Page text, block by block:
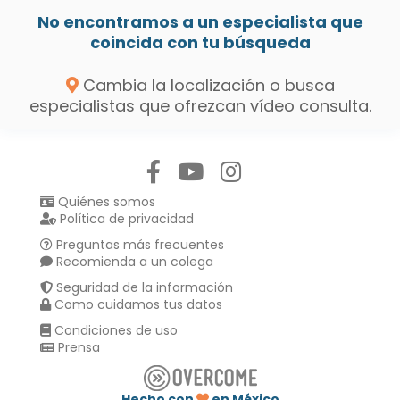
No encontramos a un especialista que
coincida con tu búsqueda
Cambia la localización o busca
especialistas que ofrezcan vídeo consulta.
Quiénes somos
Política de privacidad
Preguntas más frecuentes
Recomienda a un colega
Seguridad de la información
Como cuidamos tus datos
Condiciones de uso
Prensa